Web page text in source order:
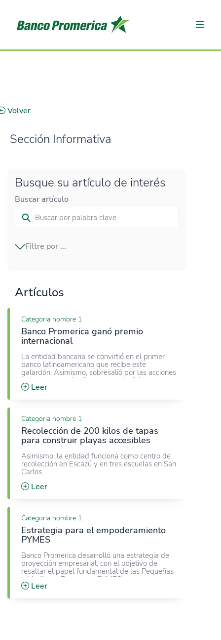
Volver
Sección Informativa
Busque su artículo de interés
Buscar artículo
Filtre por ...
PYMES
Artículos
Categoria nombre 1
Banco Promerica ganó premio
internacional
La entidad bancaria se convirtió en el primer
banco latinoamericano que recibe este
galardón. Asimismo, sobresalió por las acciones
para promover las finanzas sostenibles.
Leer
Categoria nombre 1
Recolección de 200 kilos de tapas
para construir playas accesibles
Asimismo, la entidad funciona como centro de
recolección en Escazú y en tres escuelas en San
Carlos.
Leer
Categoria nombre 1
Estrategia para el empoderamiento
PYMES
Banco Promerica desarrolló una estrategia de
proyección empresarial, con el objetivo de
resaltar el papel fundamental de las Pequeñas
y Medianas Empresas (PYMES)
Leer